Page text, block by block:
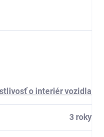
o interiér vozidla
3 roky